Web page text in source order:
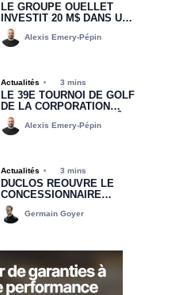
LE GROUPE OUELLET
INVESTIT 20 M$ DANS UNE
NOUVELLE CONCESSION
POUR RIMOUSKI FORD
Alexis Emery-Pépin
Actualités 3 mins
LE 39E TOURNOI DE GOLF
DE LA CORPORATION
MOBILIS, C’EST BIENTÔT!
Alexis Emery-Pépin
Actualités 3 mins
DUCLOS RÉOUVRE LE
CONCESSIONNAIRE
CHRYSLER DODGE JEEP
RAM DE DRUMMONDVILLE
Germain Goyer